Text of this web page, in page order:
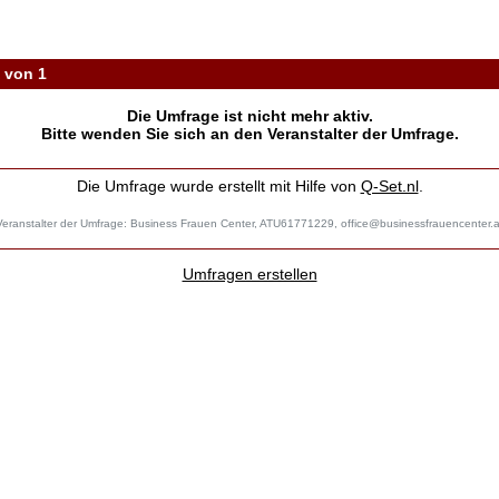
von 1
Die Umfrage ist nicht mehr aktiv.
Bitte wenden Sie sich an den Veranstalter der Umfrage.
Die Umfrage wurde erstellt mit Hilfe von Q-Set.nl.
der Umfrage: Business Frauen Center, ATU61771229,
Umfragen erstellen